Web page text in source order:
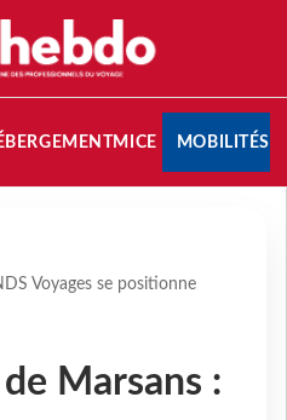
MICE MOBILITÉS
Voyages se positionne
Marsans :